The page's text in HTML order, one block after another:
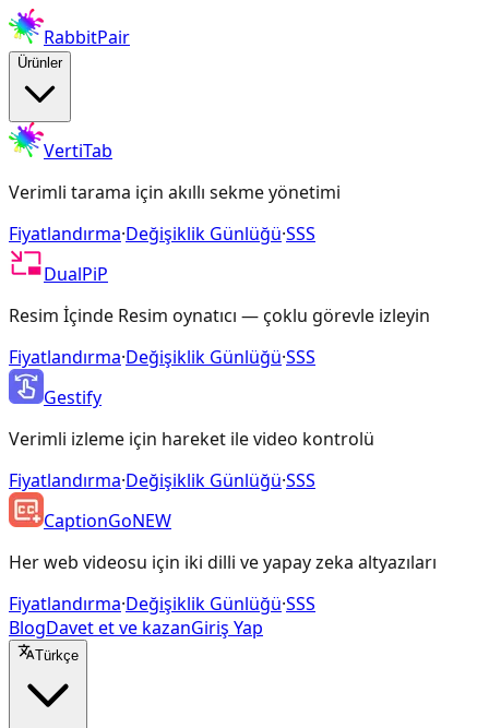
RabbitPair
Ürünler
VertiTab
Verimli tarama için akıllı sekme yönetimi
Fiyatlandırma·Değişiklik Günlüğü·SSS
DualPiP
Resim İçinde Resim oynatıcı — çoklu görevle izleyin
Fiyatlandırma·Değişiklik Günlüğü·SSS
Gestify
Verimli izleme için hareket ile video kontrolü
Fiyatlandırma·Değişiklik Günlüğü·SSS
CaptionGoNEW
Her web videosu için iki dilli ve yapay zeka altyazıları
Fiyatlandırma·Değişiklik Günlüğü·SSS
BlogDavet et ve kazanGiriş Yap
Türkçe